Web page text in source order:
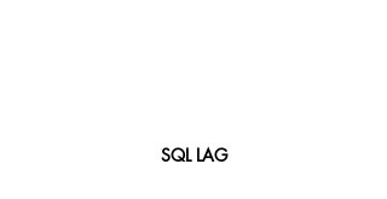
SQL LAG